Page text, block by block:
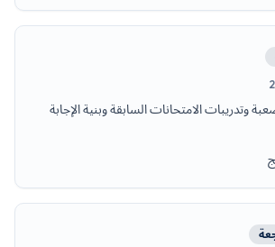
وتدريبات الامتحانات السابقة وبنية الإجابة